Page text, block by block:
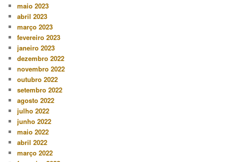
maio 2023
abril 2023
março 2023
fevereiro 2023
janeiro 2023
dezembro 2022
novembro 2022
outubro 2022
setembro 2022
agosto 2022
julho 2022
junho 2022
maio 2022
abril 2022
março 2022